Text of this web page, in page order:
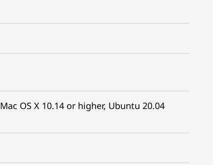
OS X 10.14 or higher, Ubuntu 20.04